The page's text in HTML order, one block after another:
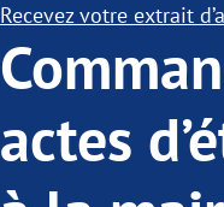
Recevez votre extrait
actes